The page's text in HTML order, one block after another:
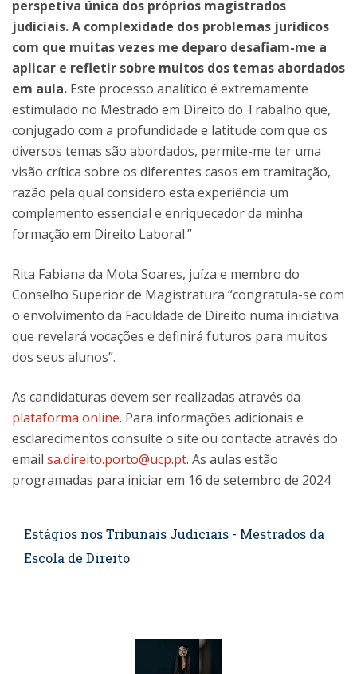
perspetiva única dos próprios magistrados
judiciais. A complexidade dos problemas jurídicos
com que muitas vezes me deparo desafiam-me a
aplicar e refletir sobre muitos dos temas abordados
em aula. Este processo analítico é extremamente
estimulado no Mestrado em Direito do Trabalho que,
conjugado com a profundidade e latitude com que os
diversos temas são abordados, permite-me ter uma
visão crítica sobre os diferentes casos em tramitação,
razão pela qual considero esta experiência um
complemento essencial e enriquecedor da minha
formação em Direito Laboral.”
Rita Fabiana da Mota Soares, juíza e membro do
Conselho Superior de Magistratura “congratula-se com
o envolvimento da Faculdade de Direito numa iniciativa
que revelará vocações e definirá futuros para muitos
dos seus alunos”.
As candidaturas devem ser realizadas através da
plataforma online. Para informações adicionais e
esclarecimentos consulte o site ou contacte através do
email sa.direito.porto@ucp.pt. As aulas estão
programadas para iniciar em 16 de setembro de 2024
Estágios nos Tribunais Judiciais - Mestrados da
Escola de Direito